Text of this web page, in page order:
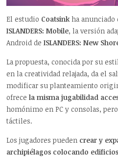
El estudio Coatsinkha anunciado
ISLANDERS: Mobile, la versión
Android deISLANDERS: New
La propuesta, conocida por su
en la creatividad relajada, da el
modificar su planteamiento
ofrecela misma jugabilidad
homónimo en PC y consolas,
táctiles.
Los jugadores pueden crear y
archipiélagos colocando